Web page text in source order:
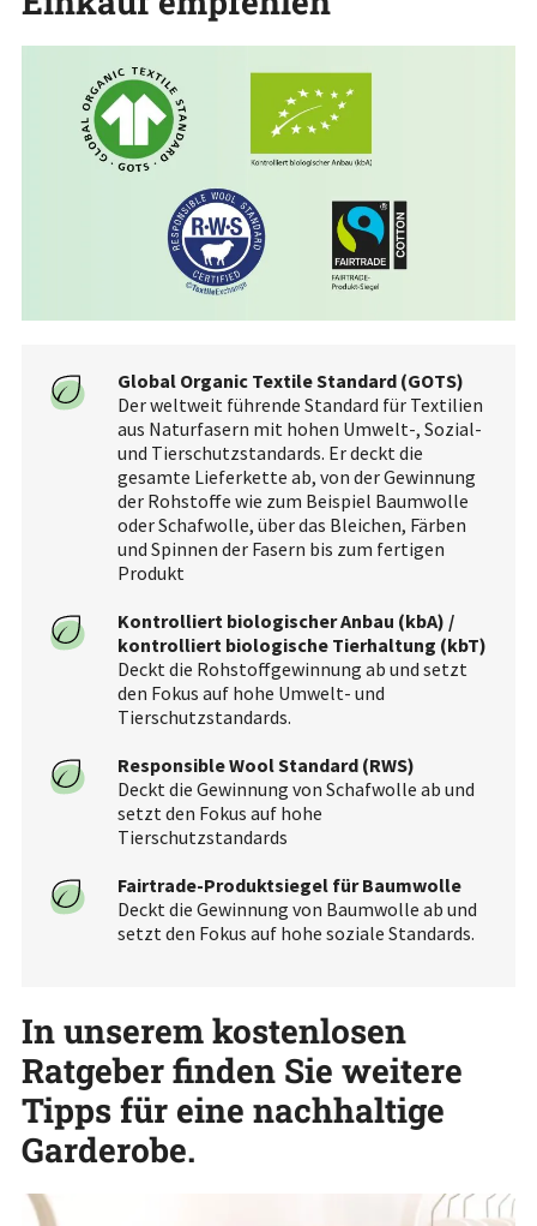
Global Organic Textile Standard (GOTS)
Der weltweit führende Standard für Textilien
aus Naturfasern mit hohen Umwelt-, Sozial-
und Tierschutzstandards. Er deckt die
gesamte Lieferkette ab, von der Gewinnung
der Rohstoffe wie zum Beispiel Baumwolle
oder Schafwolle, über das Bleichen, Färben
und Spinnen der Fasern bis zum fertigen
Produkt
Kontrolliert biologischer Anbau (kbA) /
kontrolliert biologische Tierhaltung (kbT)
Deckt die Rohstoffgewinnung ab und setzt
den Fokus auf hohe Umwelt- und
Tierschutzstandards.
Responsible Wool Standard (RWS)
Deckt die Gewinnung von Schafwolle ab und
setzt den Fokus auf hohe
Tierschutzstandards
Fairtrade-Produktsiegel für Baumwolle
Deckt die Gewinnung von Baumwolle ab und
setzt den Fokus auf hohe soziale Standards.
In unserem kostenlosen
Ratgeber finden Sie weitere
Tipps für eine nachhaltige
Garderobe.